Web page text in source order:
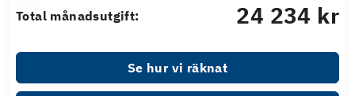
Total månadsutgift: 24 234 kr
Se hur vi räknat